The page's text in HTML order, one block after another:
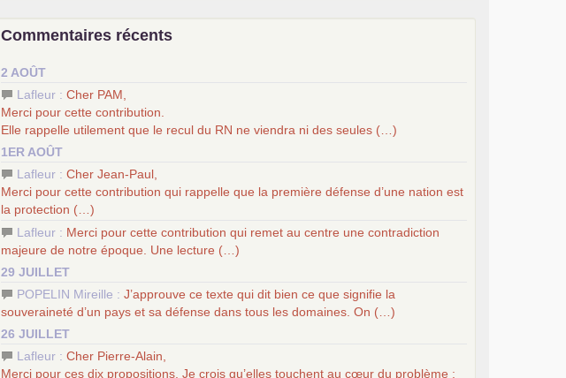
temps
– lescinq chantiers pour contribuer au débat sur le projet communiste
Commentaires récents
2 AOÛT
Lafleur :Cher PAM
Merci pour cette contribution.
Elle rappelle utilement que le recul du RN ne viendra ni des seules (…)
1ER AOÛT
Lafleur :Cher Jean-Paul,
Merci pour cette contribution qui rappelle que la première défense d’une nation est
la protection (…)
Lafleur : Merci pour cette contribution qui remet au centre une contradiction
majeure de notre époque. Une lecture (…)
29 JUILLET
POPELIN Mireille :J’approuve ce texte qui dit bien ce que signifie la
souveraineté d’un pays et sa défense dans tous les domaines. On (…)
26 JUILLET
Lafleur :Cher Pierre-Alain,
Merci pour ces dix propositions. Je crois qu’elles touchent au cœur du problème :